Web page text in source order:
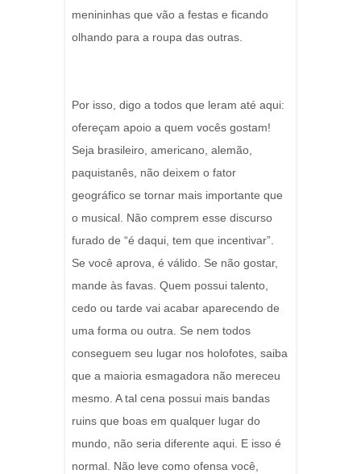
menininhas que vão a festas e ficando
olhando para a roupa das outras.
Por isso, digo a todos que leram até aqui:
ofereçam apoio a quem vocês gostam!
Seja brasileiro, americano, alemão,
paquistanês, não deixem o fator
geográfico se tornar mais importante que
o musical. Não comprem esse discurso
furado de “é daqui, tem que incentivar”.
Se você aprova, é válido. Se não gostar,
mande às favas. Quem possui talento,
cedo ou tarde vai acabar aparecendo de
uma forma ou outra. Se nem todos
conseguem seu lugar nos holofotes, saiba
que a maioria esmagadora não mereceu
mesmo. A tal cena possui mais bandas
ruins que boas em qualquer lugar do
mundo, não seria diferente aqui. E isso é
normal. Não leve como ofensa você,